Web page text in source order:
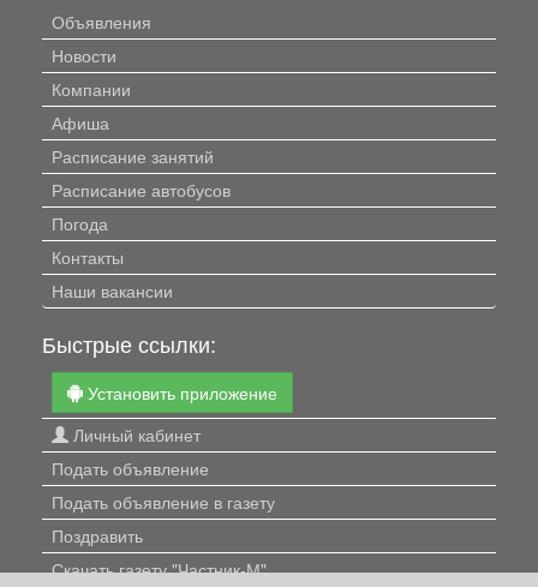
Объявления
Новости
Компании
Афиша
Расписание занятий
Расписание автобусов
Погода
Контакты
Наши вакансии
Быстрые ссылки:
Установить приложение
Личный кабинет
Подать объявление
Подать объявление в газету
Поздравить
Скачать газету "Частник-М"